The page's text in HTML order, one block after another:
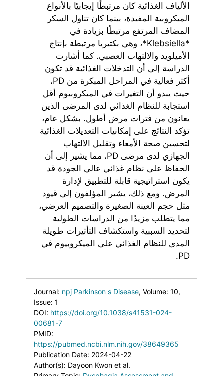
الألياف الغذائية كان مرتبطًا إيجابيًا بالأنواع
الميكروبية المفيدة، بينما كان تناول السكر
المضاف المرتفع مرتبطًا بزيادة في
*Klebsiella*، وهي بكتيريا مرتبطة بإنتاج
الأميلويد والالتهاب العصبي. كما أشارت
الدراسة إلى أن التدخلات الغذائية قد تكون
أكثر فعالية في المراحل المبكرة من PD،
حيث يبدو أن التغيرات في الميكروبيوم أقل
استجابة للنظام الغذائي لدى المرضى الذين
يعانون من فترات مرض أطول. بشكل عام،
تؤكد النتائج على إمكانيات التعديلات الغذائية
لتحسين صحة الأمعاء وتقليل الالتهاب
الجهازي لدى مرضى PD، مما يشير إلى أن
الحفاظ على نظام غذائي عالي الجودة قد
يكون استراتيجية قابلة للتطبيق لإدارة
المرض. ومع ذلك، يشير المؤلفون إلى قيود
مثل حجم العينة الصغيرة والتصميم العرضي،
مما يتطلب مزيدًا من الدراسات الطولية
لتحديد السببية واستكشاف التأثيرات طويلة
المدى للنظام الغذائي على الميكروبيوم في
PD.
Journal: npj Parkinson s Disease, Volume: 10,
Issue: 1
DOI: https://doi.org/10.1038/s41531-024-
00681-7
PMID:
https://pubmed.ncbi.nlm.nih.gov/38649365
Publication Date: 2024-04-22
Author(s): Dayoon Kwon et al.